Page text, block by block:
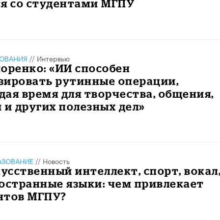
со студентами МГПУ
// Интервью
«ИИ способен
рутинные операции,
время для творчества, общения,
и других полезных дел»
// Новость
интеллект, спорт,
языки: чем привлекает
МГПУ?